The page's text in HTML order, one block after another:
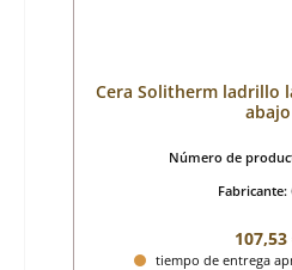
Cera Solitherm ladrillo
abajo
Número de
Fabricante:
Precio
107,53
tiempo de entrega